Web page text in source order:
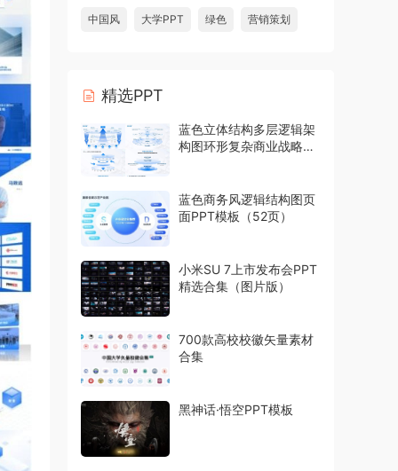
中国风 大学PPT 绿色 营销策划
精选PPT
蓝色立体结构多层逻辑架
构图环形复杂商业战略模
蓝色商务风逻辑结构图页
面PPT模板（52页）
小米SU 7上市发布会PPT
精选合集（图片版）
700款高校校徽矢量素材
合集
黑神话·悟空PPT模板